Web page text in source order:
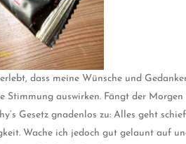
dass meine Wünsche und
auswirken. Fängt der
Gesetz gnadenlos zu: Alles geht
Wache ich jedoch gut gelaunt auf